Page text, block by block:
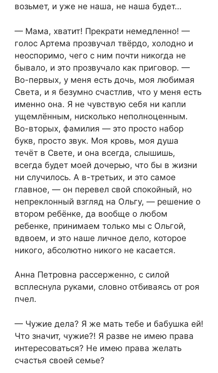
возьмет, и уже не наша, не наша будет…
— Мама, хватит! Прекрати немедленно! —
голос Артема прозвучал твёрдо, холодно и
неоспоримо, чего с ним почти никогда не
бывало, и это прозвучало как приговор. —
Во-первых, у меня есть дочь, моя любимая
Света, и я безумно счастлив, что у меня есть
именно она. Я не чувствую себя ни капли
ущемлённым, нисколько неполноценным.
Во-вторых, фамилия — это просто набор
букв, просто звук. Моя кровь, моя душа
течёт в Свете, и она всегда, слышишь,
всегда будет моей дочерью, что бы в жизни
ни случилось. А в-третьих, и это самое
главное, — он перевел свой спокойный, но
непреклонный взгляд на Ольгу, — решение о
втором ребёнке, да вообще о любом
ребенке, принимаем только мы с Ольгой,
вдвоем, и это наше личное дело, которое
никого, абсолютно никого не касается.
Анна Петровна рассерженно, с силой
всплеснула руками, словно отбиваясь от роя
пчел.
— Чужие дела? Я же мать тебе и бабушка ей!
Что значит, чужие?! Я разве не имею права
интересоваться? Не имею права желать
счастья своей семье?